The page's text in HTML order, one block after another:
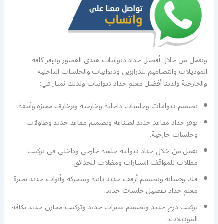
ونعمل من خلال أفضل حداد ديوانيات هندي القصور ونوفر كافة
الموديلات والتصاميم للدرابزين وديوانيات والجلسات الداخلية
والخارجية ولدينا أفضل معلم حداد ديوانيات ولذلك نمتاز في:
تصميم ديوانيات وجلسات داخلية وخارجية وبزخارف مميزة وأنيقة.
نوفر حداد مقاعد حديد لصناعة وتصميم مقاعد حديد وطاولات
وجلسات خارجية.
نعمل من خلال حداد ديوانية جلسة خارجي وداخلي في تركيب
مظلات للمواقف السيارات ومظلات للحدائق.
فك وصيانة وتصميم أرفف حديد ثابتة ومتحركة وأبواب حديد بخبرة
معلم حداد تفصيل جلسات حديد.
تركيب درج حديد وتصميم شبرات حديد وتركيب مخازن حديد بكافة
الموديلات.